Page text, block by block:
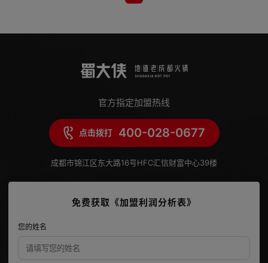
官方指定加盟热线
点击拨打 400-028-0677
成都市锦江区东大路16号HFC汇信财富中心39楼
免费获取《加盟利润分析表》
您的姓名